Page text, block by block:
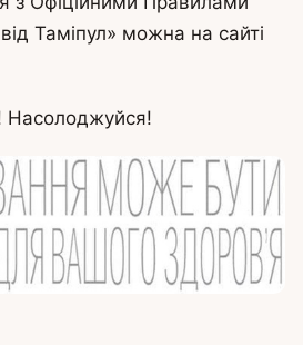
Таміпул» можна на сайті
Насолоджуйся!